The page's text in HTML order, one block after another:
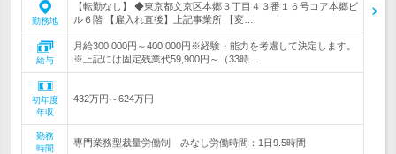
勤務地
【転勤なし】 ◆東京都文京区本郷３丁目４３番１６号コア本郷ビ
ル６階 【雇入れ直後】上記事業所 【変…
給与
月給300,000円～400,000円※経験・能力を考慮して決定します。
※上記には固定残業代59,900円～（33時…
初年度
年収
432万円～624万円
勤務
時間
専門業務型裁量労働制 みなし労働時間：1日9.5時間